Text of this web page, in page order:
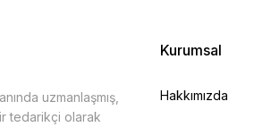
uzmanlaşmış,
tedarikçi olarak
Kurumsal
Hakkımızda